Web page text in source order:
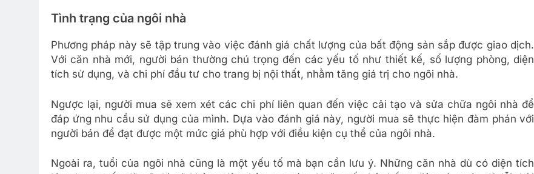
Tình trạng của ngôi nhà
Phương pháp này sẽ tập trung vào việc đánh giá chất lượng của bất động sản sắp được giao dịch.
Với căn nhà mới, người bán thường chú trọng đến các yếu tố như thiết kế, số lượng phòng, diện
tích sử dụng, và chi phí đầu tư cho trang bị nội thất, nhằm tăng giá trị cho ngôi nhà.
Ngược lại, người mua sẽ xem xét các chi phí liên quan đến việc cải tạo và sửa chữa ngôi nhà để
đáp ứng nhu cầu sử dụng của mình. Dựa vào đánh giá này, người mua sẽ thực hiện đàm phán với
người bán để đạt được một mức giá phù hợp với điều kiện cụ thể của ngôi nhà.
Ngoài ra, tuổi của ngôi nhà cũng là một yếu tố mà bạn cần lưu ý. Những căn nhà dù có diện tích